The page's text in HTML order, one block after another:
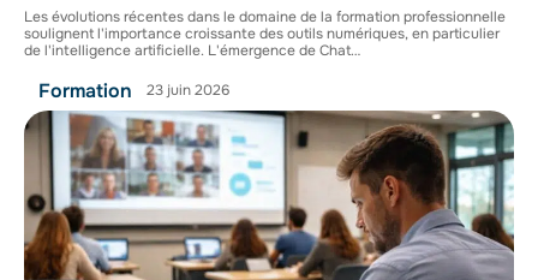
Les évolutions récentes dans le domaine de la formation professionnelle
soulignent l'importance croissante des outils numériques, en particulier
de l'intelligence artificielle. L'émergence de Chat…
Formation 23 juin 2026